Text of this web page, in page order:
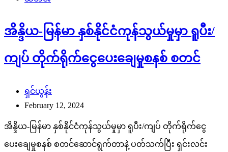
အိန္ဒိယ-မြန်မာ နှစ်နိုင်ငံကုန်သွယ်မှုမှာ ရူပီး/
ကျပ် တိုက်ရိုက်ငွေပေးချေမှုစနစ် စတင်
ရှင်ယွန်း
February 12, 2024
အိန္ဒိယ-မြန်မာ နှစ်နိုင်ငံကုန်သွယ်မှုမှာ ရူပီး/ကျပ် တိုက်ရိုက်ငွေ
ပေးချေမှုစနစ် စတင်ဆောင်ရွက်တာနဲ့ ပတ်သက်ပြီး ရှင်းလင်း